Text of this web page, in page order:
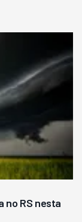
no RS nesta